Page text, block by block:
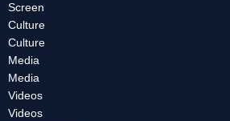
Screen
Culture
Culture
Media
Media
Videos
Videos